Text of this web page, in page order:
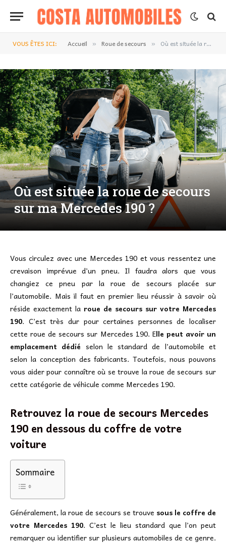
VOUS ÊTES ICI: Accueil » Roue de secours » Où est située la roue de secours sur ma Mercedes 190 ?
Où est située la roue de secours
sur ma Mercedes 190 ?
Vous circulez avec une Mercedes 190 et vous ressentez une
crevaison imprévue d’un pneu. Il faudra alors que vous
changiez ce pneu par la roue de secours placée sur
l’automobile. Mais il faut en premier lieu réussir à savoir où
réside exactement la roue de secours sur votre Mercedes
190. C’est très dur pour certaines personnes de localiser
cette roue de secours sur Mercedes 190. Elle peut avoir un
emplacement dédié selon le standard de l’automobile et
selon la conception des fabricants. Toutefois, nous pouvons
vous aider pour connaître où se trouve la roue de secours sur
cette catégorie de véhicule comme Mercedes 190.
Retrouvez la roue de secours Mercedes
190 en dessous du coffre de votre
voiture
Sommaire
Généralement, la roue de secours se trouve sous le coffre de
votre Mercedes 190. C’est le lieu standard que l’on peut
remarquer ou identifier sur plusieurs automobiles de ce genre.